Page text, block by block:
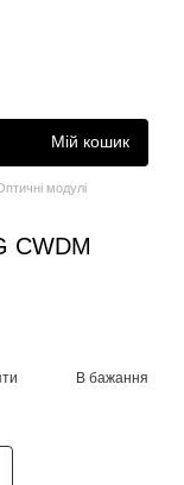
Мій кошик
модулі
CWDM
В бажання